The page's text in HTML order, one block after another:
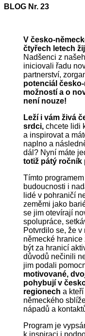
BLOG Nr. 23
V česko-
čtyřech letech
Nadšenci z
iniciovali řadu
partnerství,
potenciál
možností a o
není nouze!
Leží i vám živá
srdci, chcete lidi
a inspirovat a
naplno a
dál? Nyní máte
totiž pátý ročník
Tímto
budoucnosti i
lidé v pohraničí
zeměmi jako
se jim otevírají
spolupráce,
Potvrdilo se, že
německé
být za hranicí
důvodů nečinili
jim podali
motivované,
pohybují v
regionech a
německého
nápadů a
Program je
k inspiraci i